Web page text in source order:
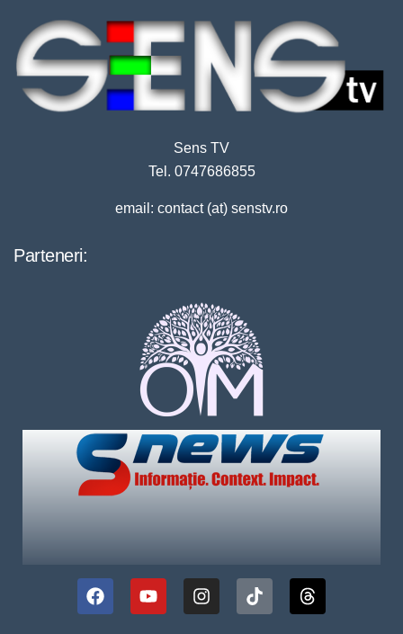
Sens TV
Tel. 0747686855
email: contact (at) senstv.ro
Parteneri: